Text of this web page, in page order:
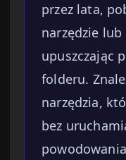
przez lata,
narzędzie
upuszczając
folderu.
narzędzia,
bez